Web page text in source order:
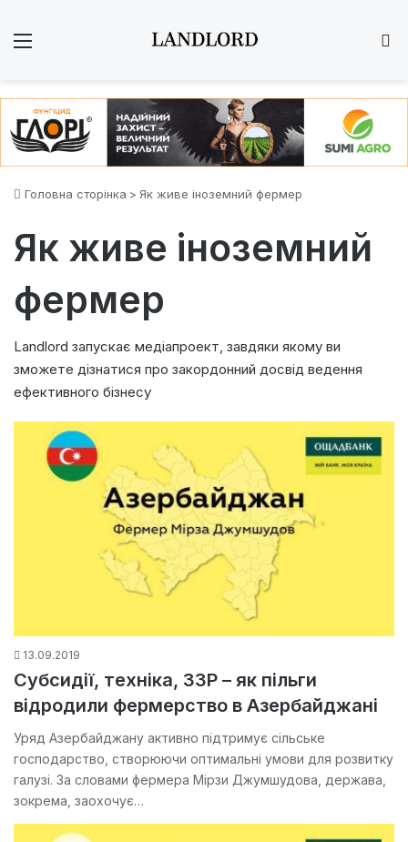
Головна сторінка > Як живе іноземний фермер
Як живе іноземний
фермер
Landlord запускає медіапроект, завдяки якому ви
зможете дізнатися про закордонний досвід ведення
ефективного бізнесу
13.09.2019
Субсидії, техніка, ЗЗР – як пільги
відродили фермерство в Азербайджані
Уряд Азербайджану активно підтримує сільське
господарство, створюючи оптимальні умови для розвитку
галузі. За словами фермера Мірзи Джумшудова, держава,
зокрема, заохочує…